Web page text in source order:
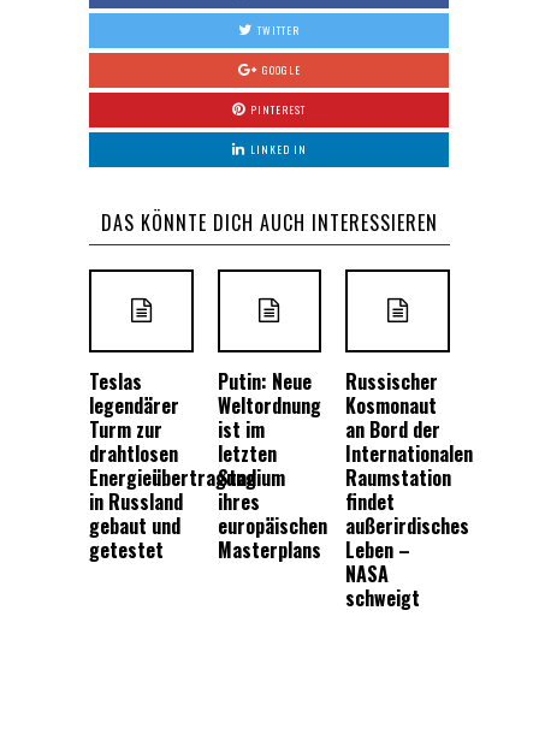
TWITTER
GOOGLE
PINTEREST
LINKED IN
DAS KÖNNTE DICH AUCH INTERESSIEREN
Teslas
legendärer
Turm zur
drahtlosen
Energieübertragung
in Russland
gebaut und
getestet
Putin: Neue
Weltordnung
ist im
letzten
Stadium
ihres
europäischen
Masterplans
Russischer
Kosmonaut
an Bord der
Internationalen
Raumstation
findet
außerirdisches
Leben –
NASA
schweigt